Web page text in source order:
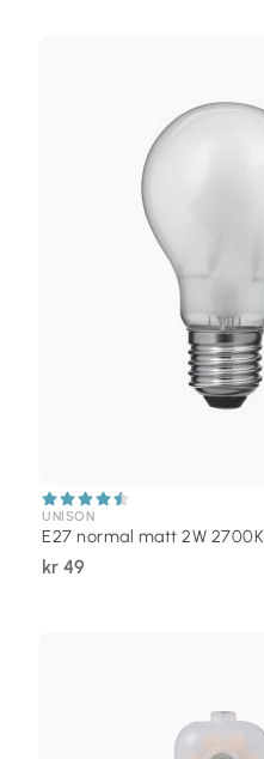
UNISON
E27 normal matt 2W 2700K
kr 49